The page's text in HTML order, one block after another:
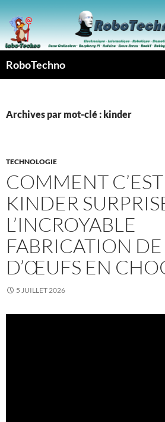
au
contenu
RoboTechno
Archives par mot-clé : kinder
TECHNOLOGIE
COMMENT
KINDER
L’INCROYABLE
FABRICATION
D’ŒUFS EN
5 JUILLET 2026